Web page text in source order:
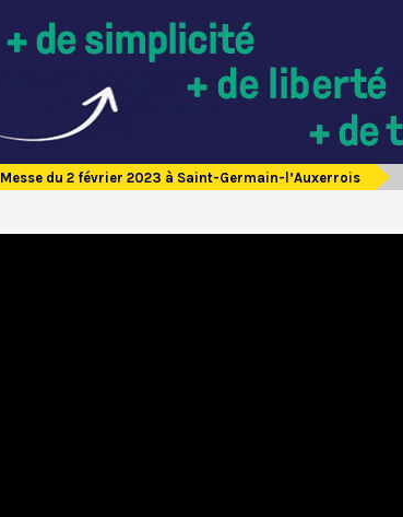
Messe du 2 février 2023 à Saint-Germain-l’Auxerrois